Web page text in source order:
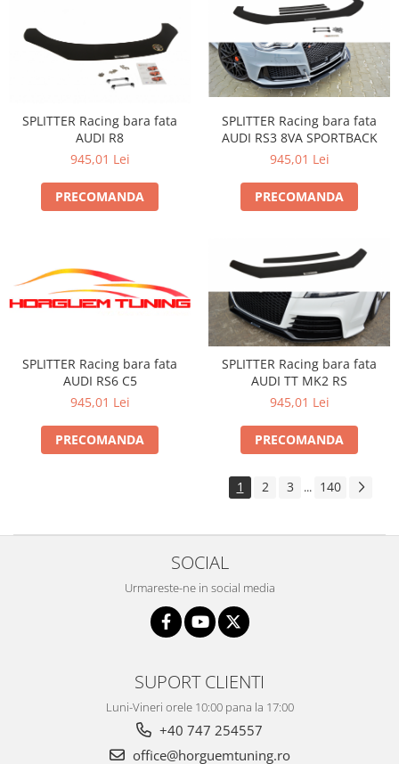
SPLITTER Racing bara fata
AUDI R8
945,01 Lei
PRECOMANDA
SPLITTER Racing bara fata
AUDI RS3 8VA SPORTBACK
945,01 Lei
PRECOMANDA
SPLITTER Racing bara fata
AUDI RS6 C5
945,01 Lei
PRECOMANDA
SPLITTER Racing bara fata
AUDI TT MK2 RS
945,01 Lei
PRECOMANDA
1 2 3 ... 140
SOCIAL
Urmareste-ne in social media
SUPORT CLIENTI
Luni-Vineri orele 10:00 pana la 17:00
+40 747 254557
office@horguemtuning.ro